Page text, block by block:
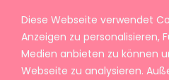
Diese Webseite verwendet
Anzeigen zu personalisieren,
Medien anbieten zu können
Webseite zu analysieren.